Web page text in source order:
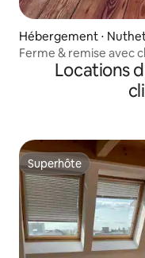
Hébergement ⋅
Ferme & remise avec
Locations
Superhôte
Superhôte